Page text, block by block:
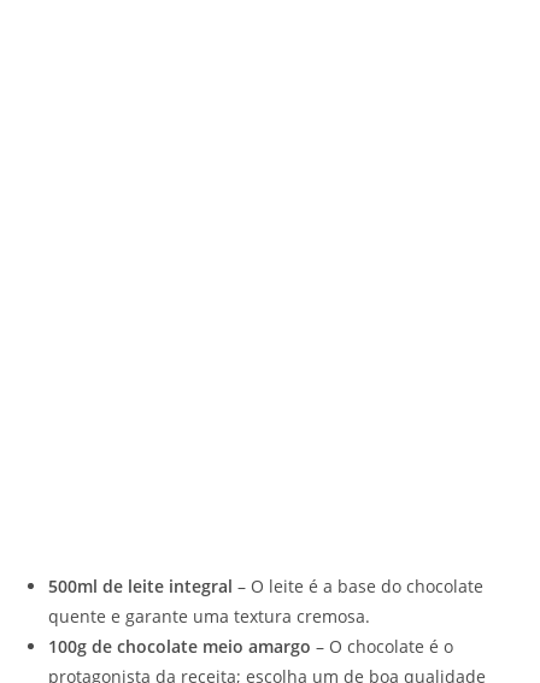
500ml de leite integral – O leite é a base do chocolate
quente e garante uma textura cremosa.
100g de chocolate meio amargo – O chocolate é o
protagonista da receita; escolha um de boa qualidade